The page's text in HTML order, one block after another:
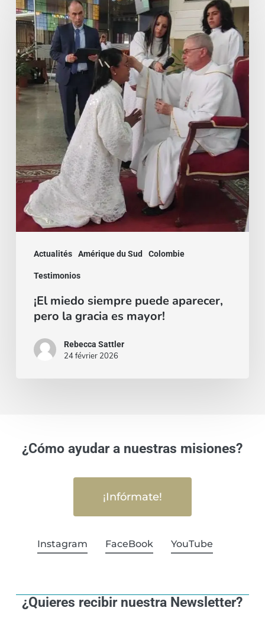
Actualités Amérique du Sud Colombie
Testimonios
miedo
siempre
puede
aparecer,
pero
la
es
mayor!
¡El miedo siempre puede aparecer,
pero la gracia es mayor!
Rebecca Sattler
24 février 2026
¿Cómo ayudar a nuestras misiones?
¡Infórmate!
Instagram FaceBook YouTube
¿Quieres recibir nuestra Newsletter?